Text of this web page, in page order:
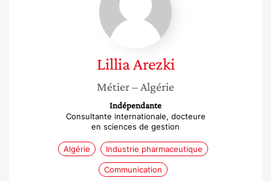
LilliaArezki
Métier– Algérie
Indépendante
Consultante internationale, docteure
en sciences de gestion
Algérie Industrie pharmaceutique
Communication